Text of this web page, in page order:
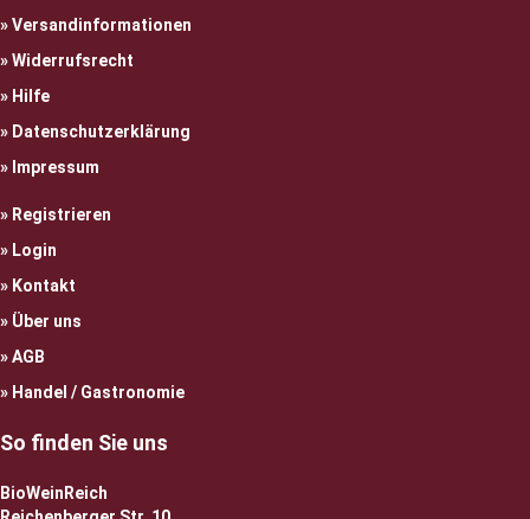
Versandinformationen
Widerrufsrecht
Hilfe
Datenschutzerklärung
Impressum
Registrieren
Login
Kontakt
Über uns
AGB
Handel / Gastronomie
So finden Sie uns
BioWeinReich